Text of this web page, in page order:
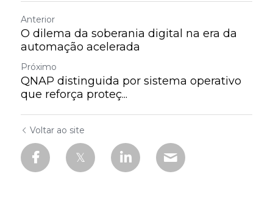
Anterior
O dilema da soberania digital na era da
automação acelerada
Próximo
QNAP distinguida por sistema operativo
que reforça proteç...
Voltar ao site